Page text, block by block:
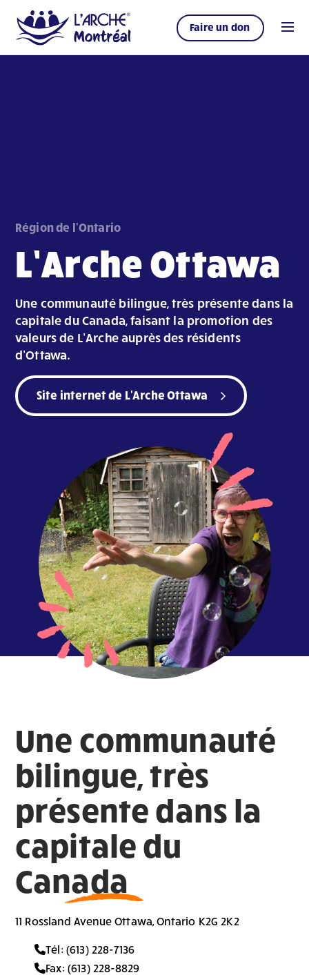
Faire un don
Région de l'Ontario
L’Arche Ottawa
Une communauté bilingue, très présente dans la
capitale du Canada, faisant la promotion des
valeurs de L’Arche auprès des résidents
d’Ottawa.
Site internet de L'Arche Ottawa
Une communauté
bilingue, très
présente dans la
capitale du
Canada
11 Rossland Avenue Ottawa, Ontario K2G 2K2
Tél: (613) 228-7136
Fax: (613) 228-8829